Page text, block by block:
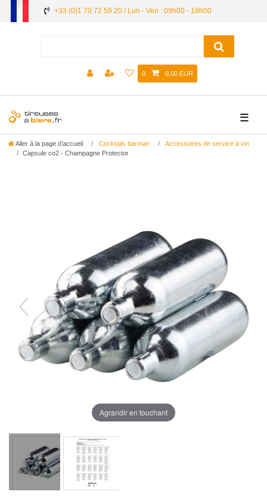
+33 (0)1 70 72 59 20 / Lun - Ven : 09h00 - 18h00
0 0,00 EUR
☰
Aller à la page d’accueil Cocktails barman
Accessoires de service à vin
Capsule co2 - Champagne Protector
Agrandir en touchant